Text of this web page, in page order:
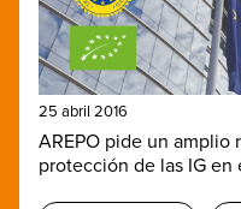
25 abril 2016
AREPO pide un
protección de las IG en